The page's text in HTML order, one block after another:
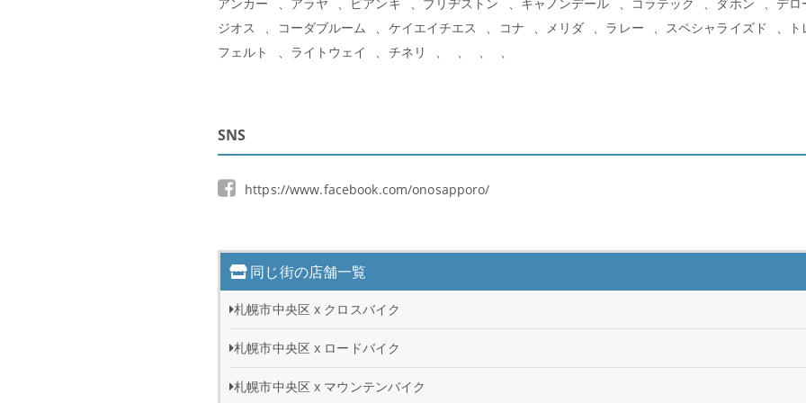
ジオス
コーダブルーム ケイエイチエス コナ メリダ ラレー スペシャライズド
フェルト
ライトウェイ チネリ
SNS
https://www.facebook.com/onosapporo/
同じ街の店舗一覧
札幌市中央区 x クロスバイク
札幌市中央区 x ロードバイク
札幌市中央区 x マウンテンバイク